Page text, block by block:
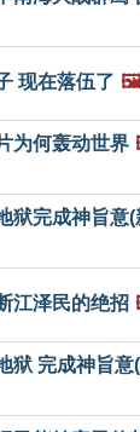
现在落伍了 🖼️
为何轰动世界
狱完成神旨意(
江泽民的绝招
狱 完成神旨意